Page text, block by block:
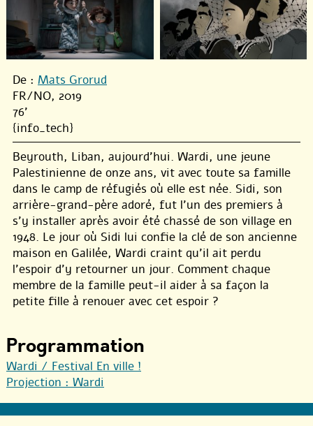
De : Mats Grorud
FR/NO, 2019
76'
{info_tech}
Beyrouth, Liban, aujourd’hui. Wardi, une jeune
Palestinienne de onze ans, vit avec toute sa famille
dans le camp de réfugiés où elle est née. Sidi, son
arrière-grand-père adoré, fut l’un des premiers à
s’y installer après avoir été chassé de son village en
1948. Le jour où Sidi lui confie la clé de son ancienne
maison en Galilée, Wardi craint qu’il ait perdu
l’espoir d’y retourner un jour. Comment chaque
membre de la famille peut-il aider à sa façon la
petite fille à renouer avec cet espoir ?
Programmation
Wardi / Festival En ville !
Projection : Wardi